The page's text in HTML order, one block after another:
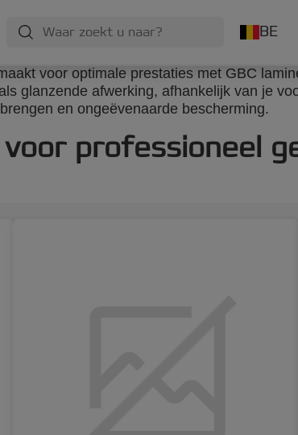
BE
voor optimale prestaties met GBC
glanzende afwerking, afhankelijk van je
en ongeëvenaarde bescherming.
professioneel